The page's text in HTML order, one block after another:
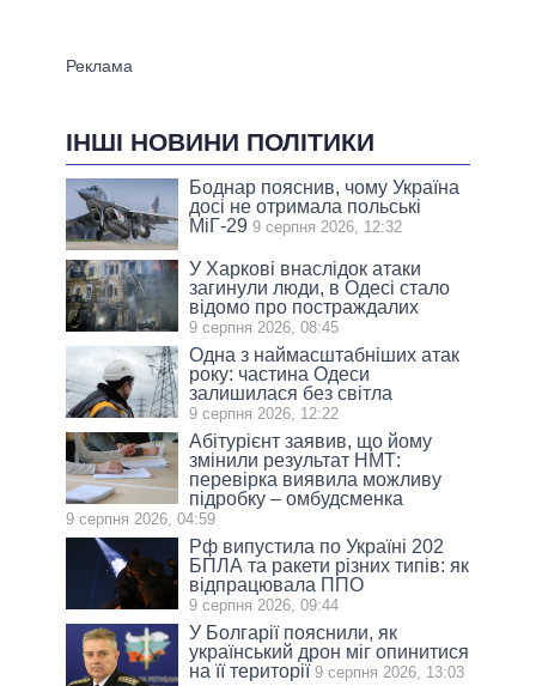
ІНШІ НОВИНИ ПОЛІТИКИ
Боднар пояснив, чому Україна
досі не отримала польські
МіГ-29 9 серпня 2026, 12:32
У Харкові внаслідок атаки
загинули люди, в Одесі стало
відомо про постраждалих
9 серпня 2026, 08:45
Одна з наймасштабніших атак
року: частина Одеси
залишилася без світла
9 серпня 2026, 12:22
Абітурієнт заявив, що йому
змінили результат НМТ:
перевірка виявила можливу
підробку – омбудсменка
9 серпня 2026, 04:59
Рф випустила по Україні 202
БПЛА та ракети різних типів: як
відпрацювала ППО
9 серпня 2026, 09:44
У Болгарії пояснили, як
український дрон міг опинитися
на її території 9 серпня 2026, 13:03